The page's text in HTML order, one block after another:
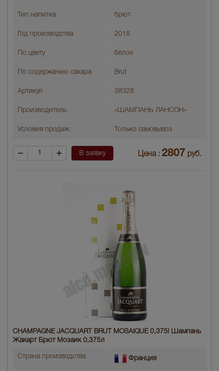
Тип напитка брют
Год производства 2018
По цвету белое
По содержанию сахара Brut
Артикул 38328
Производитель «ШАМПАНЬ ЛАНСОН»
Условия продаж: Только самовывоз
В заявку Цена : 2807 руб.
CHAMPAGNE JACQUART BRUT MOSAIQUE 0,375l Шампань
Жакарт Брют Мозаик 0,375л
Страна производства Франция